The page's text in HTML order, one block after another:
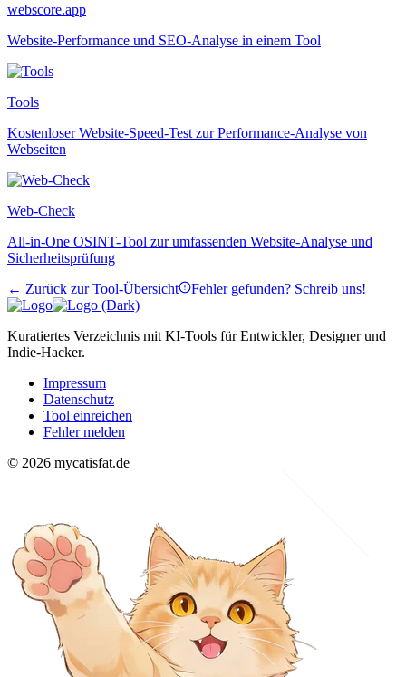
webscore.app
Website-Performance und SEO-Analyse in einem Tool
Tools
Kostenloser Website-Speed-Test zur Performance-Analyse von
Webseiten
Web-Check
All-in-One OSINT-Tool zur umfassenden Website-Analyse und
Sicherheitsprüfung
← Zurück zur Tool-Übersicht
Fehler gefunden? Schreib uns!
Kuratiertes Verzeichnis mit KI-Tools für Entwickler, Designer und
Indie-Hacker.
Impressum
Datenschutz
Tool einreichen
Fehler melden
© 2026 mycatisfat.de